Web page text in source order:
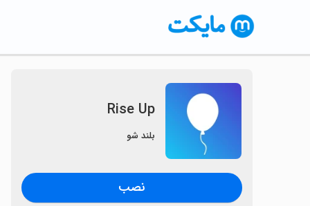
Rise Up
بلند شو
نصب